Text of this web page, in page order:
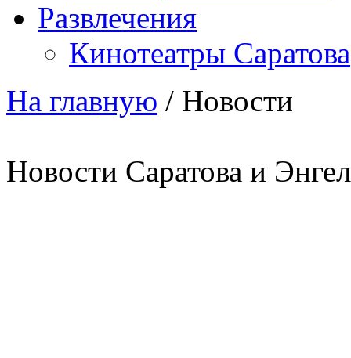
Развлечения
Кинотеатры Саратова
На главную / Новости
Новости Саратова и